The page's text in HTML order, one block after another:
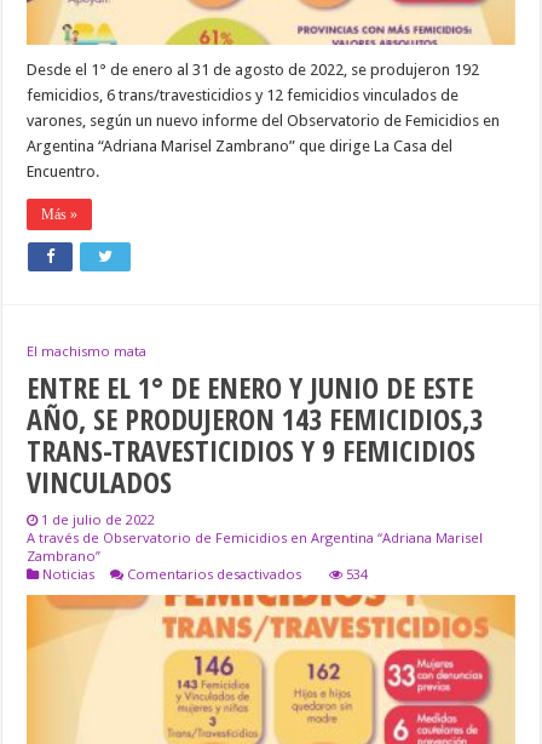
Desde el 1° de enero al 31 de agosto de 2022, se produjeron 192
femicidios, 6 trans/travesticidios y 12 femicidios vinculados de
varones, según un nuevo informe del Observatorio de Femicidios en
Argentina “Adriana Marisel Zambrano” que dirige La Casa del
Encuentro.
Más »
El machismo mata
ENTRE EL 1° DE ENERO Y JUNIO DE ESTE
AÑO, SE PRODUJERON 143 FEMICIDIOS,3
TRANS-TRAVESTICIDIOS Y 9 FEMICIDIOS
VINCULADOS
1 de julio de 2022
A través de Observatorio de Femicidios en Argentina “Adriana Marisel
Zambrano”
Noticias
Comentarios desactivadosen
ENTRE
EL
1°
DE
ENERO
Y
JUNIO
DE
534